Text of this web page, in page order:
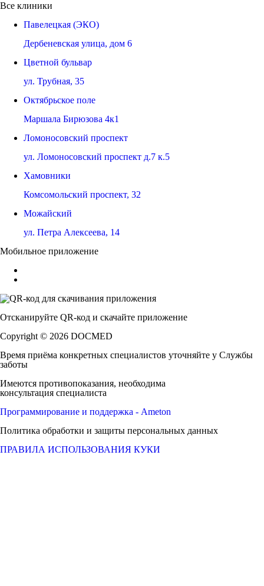
Все клиники
Павелецкая (ЭКО)
Дербеневская улица, дом 6
Цветной бульвар
ул. Трубная, 35
Октябрьское поле
Маршала Бирюзова 4к1
Ломоносовский проспект
ул. Ломоносовский проспект д.7 к.5
Хамовники
Комсомольский проспект, 32
Можайский
ул. Петра Алексеева, 14
Мобильное приложение
Отсканируйте QR-код и скачайте приложение
Copyright © 2026 DOCMED
Время приёма конкретных специалистов уточняйте у Службы
заботы
Имеются противопоказания, необходима
консультация специалиста
Программирование и поддержка - Ameton
Политика обработки и защиты персональных данных
ПРАВИЛА ИСПОЛЬЗОВАНИЯ КУКИ